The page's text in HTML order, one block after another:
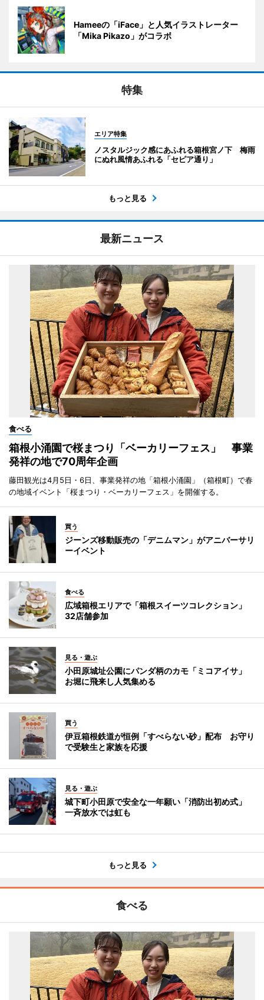
Hameeの「iFace」と人気イラストレーター
「Mika Pikazo」がコラボ
特集
エリア特集
ノスタルジック感にあふれる箱根宮ノ下 梅雨
にぬれ風情あふれる「セピア通り」
もっと見る
最新ニュース
食べる
箱根小涌園で桜まつり「ベーカリーフェス」 事業
発祥の地で70周年企画
藤田観光は4月5日・6日、事業発祥の地「箱根小涌園」（箱根町）で春
の地域イベント「桜まつり・ベーカリーフェス」を開催する。
買う
ジーンズ移動販売の「デニムマン」がアニバーサリ
ーイベント
食べる
広域箱根エリアで「箱根スイーツコレクション」
32店舗参加
見る・遊ぶ
小田原城址公園にパンダ柄のカモ「ミコアイサ」
お堀に飛来し人気集める
買う
伊豆箱根鉄道が恒例「すべらない砂」配布 お守り
で受験生と家族を応援
見る・遊ぶ
城下町小田原で安全な一年願い「消防出初め式」
一斉放水では虹も
もっと見る
食べる